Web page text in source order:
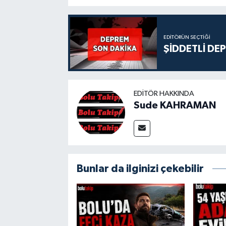
EDITÖRÜN SEÇTIĞI
ŞİDDETLİ
EDITÖR HAKKINDA
Sude KAHRAMAN
Bunlar da ilginizi çekebilir